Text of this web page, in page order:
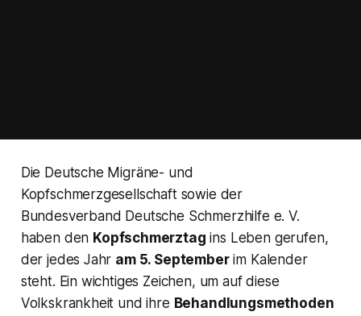
Die Deutsche Migräne- und
Kopfschmerzgesellschaft sowie der
Bundesverband Deutsche Schmerzhilfe e. V.
haben den Kopfschmerztag ins Leben gerufen,
der jedes Jahr am 5. Septemberim Kalender
steht. Ein wichtiges Zeichen, um auf diese
Volkskrankheit und ihre Behandlungsmethoden